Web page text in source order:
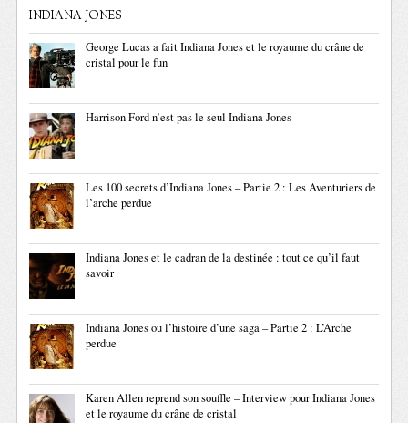
INDIANA JONES
George Lucas a fait Indiana Jones et le royaume du crâne de
cristal pour le fun
Harrison Ford n’est pas le seul Indiana Jones
Les 100 secrets d’Indiana Jones – Partie 2 : Les Aventuriers de
l’arche perdue
Indiana Jones et le cadran de la destinée : tout ce qu’il faut
savoir
Indiana Jones ou l’histoire d’une saga – Partie 2 : L’Arche
perdue
Karen Allen reprend son souffle – Interview pour Indiana Jones
et le royaume du crâne de cristal